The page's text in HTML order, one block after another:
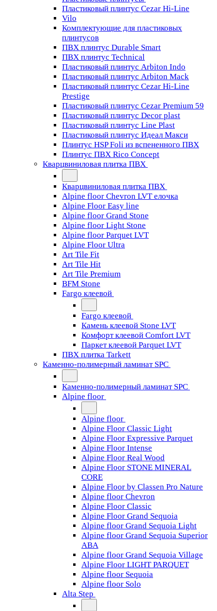
Пластиковый плинтус Cezar Hi-Line
Vilo
Комплектующие для пластиковых
плинтусов
ПВХ плинтус Durable Smart
ПВХ плинтус Technical
Пластиковый плинтус Arbiton Indo
Пластиковый плинтус Arbiton Mack
Пластиковый плинтус Cezar Hi-Line
Prestige
Пластиковый плинтус Cezar Premium 59
Пластиковый плинтус Decor plast
Пластиковый плинтус Line Plast
Пластиковый плинтус Идеал Макси
Плинтус HSP Foli из вспененного ПВХ
Плинтус ПВХ Rico Concept
Кварцвиниловая плитка ПВХ
Кварцвиниловая плитка ПВХ
Alpine floor Chevron LVT елочка
Alpine Floor Easy line
Alpine floor Grand Stone
Alpine floor Light Stone
Alpine floor Parquet LVT
Alpine Floor Ultra
Art Tile Fit
Art Tile Hit
Art Tile Premium
BFM Stone
Fargo клеевой
Fargo клеевой
Камень клеевой Stone LVT
Комфорт клеевой Comfort LVT
Паркет клеевой Parquet LVT
ПВХ плитка Tarkett
Каменно-полимерный ламинат SPC
Каменно-полимерный ламинат SPC
Alpine floor
Alpine floor
Alpine Floor Classic Light
Alpine Floor Expressive Parquet
Alpine Floor Intense
Alpine Floor Real Wood
Alpine Floor STONE MINERAL
CORE
Alpine Floor by Classen Pro Nature
Alpine floor Chevron
Alpine Floor Classic
Alpine Floor Grand Sequoia
Alpine floor Grand Sequoia Light
Alpine floor Grand Sequoia Superior
ABA
Alpine floor Grand Sequoia Village
Alpine Floor LIGHT PARQUET
Alpine floor Sequoia
Alpine floor Solo
Alta Step